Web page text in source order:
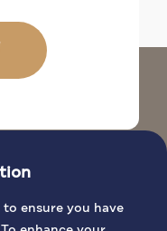
ensure you have